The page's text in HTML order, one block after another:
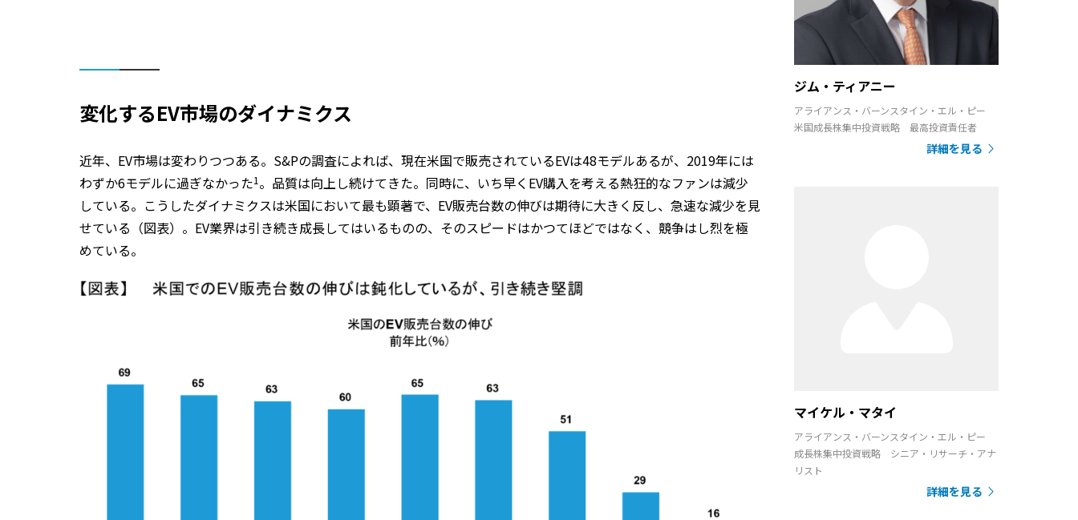
変化するEV市場のダイナミクス
近年、EV市場は変わりつつある。S&Pの調査によれば、現在米国で販売されているEVは48モデルあるが、2019年には
わずか6モデルに過ぎなかった1 。品質は向上し続けてきた。同時に、いち早くEV購入を考える熱狂的なファンは減少
している。こうしたダイナミクスは米国において最も顕著で、EV販売台数の伸びは期待に大きく反し、急速な減少を見
せている （図表）。EV業界は引き続き成長してはいるものの、そのスピードはかつてほどではなく、競争はし烈を極
めている。
ジム・ティアニー
アライアンス・バーンスタイン・エル・ピー
米国成長株集中投資戦略 最高投資責任者
詳細を見る
マイケル・マタイ
アライアンス・バーンスタイン・エル・ピー
成長株集中投資戦略 シニア・リサーチ・アナ
リスト
詳細を見る